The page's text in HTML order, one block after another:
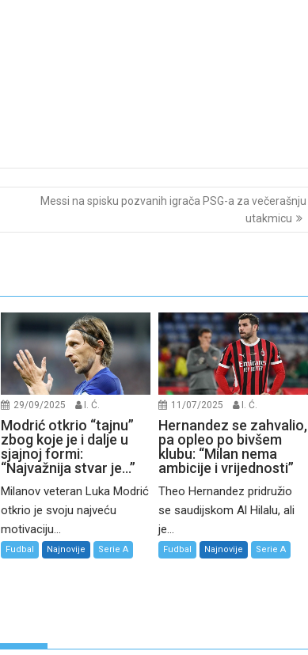
Messi na spisku pozvanih igrača PSG-a za večerašnju
utakmicu
29/09/2025 I. Ć.
Modrić otkrio “tajnu”
zbog koje je i dalje u
sjajnoj formi:
“Najvažnija stvar je…”
Milanov veteran Luka Modrić
otkrio je svoju najveću
motivaciju...
Fudbal Najnovije Serie A
11/07/2025 I. Ć.
Hernandez se zahvalio,
pa opleo po bivšem
klubu: “Milan nema
ambicije i vrijednosti”
Theo Hernandez pridružio
se saudijskom Al Hilalu, ali
je...
Fudbal Najnovije Serie A